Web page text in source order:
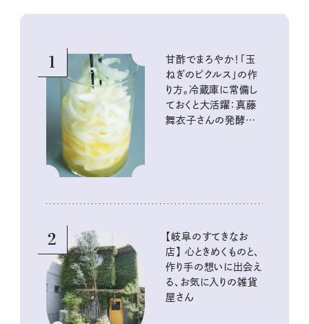
1
甘酢でまろやか！「玉
ねぎのピクルス」の作
り方。冷蔵庫に常備し
ておくと大活躍：真藤
舞衣子さんの発酵と
2
【岐阜のすてきなお
店】 心ときめくものと、
作り手の想いに出会え
る、お気に入りの雑貨
屋さん